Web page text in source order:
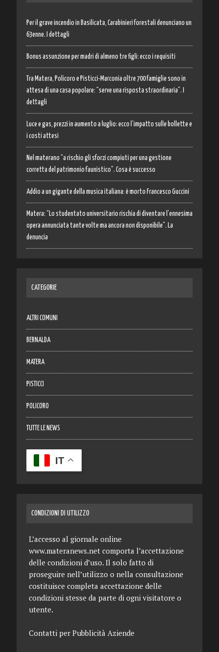
Per il grave incendio in Basilicata, Carabinieri forestali denunciano un
63enne. I dettagli
Bonus assunzione per madri di almeno tre figli: ecco i requisiti
Tra Matera, Policoro e Pisticci-Marconia oltre 700 famiglie sono in
attesa di una casa popolare: “serve una risposta straordinaria”. I
dettagli
Luce e gas, prezzi in aumento a luglio: ecco l’impatto sulle bollette e
i costi attesi
Nel materano “a rischio gli sforzi compiuti per una gestione
corretta del patrimonio faunistico”. Cosa è successo
Addio a un gigante della musica italiana: è morto Francesco Guccini
Matera: “Lo studentato universitario rischia di diventare l’ennesima
opera annunciata tante volte ma ancora non disponibile”. La
denuncia
CATEGORIE
ALTRI COMUNI
BERNALDA
MATERA
PISTICCI
POLICORO
TUTTE LE NEWS
IT
CONDIZIONI DI UTILIZZO
L’accesso al giornale online
www.materanews.net comporta l’accettazione
delle condizioni d’uso. Il solo fatto di
proseguire nell’utilizzo o nella consultazione
costituisce completa accettazione delle
condizioni stesse da parte di ogni visitatore o
utente.
Contatti per Pubblicità Aziende